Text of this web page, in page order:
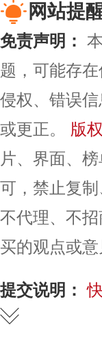
网站提
免责声明：
题，可能存
侵权、错误
或更正。
版
片、界面、
可，禁止复
不代理、不
买的观点或
提交说明：